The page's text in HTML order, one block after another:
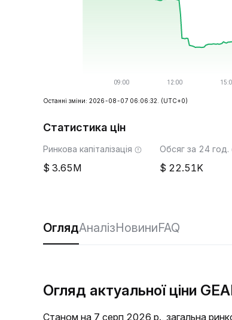
Останні зміни: 2026-08-07 06:06:32. (UTC+0)
Статистика цін
Ринкова капіталізація
3.65M
Обсяг за 24 год.
22.51K
ОглядАналізНовиниFAQ
Огляд актуальної ціни
Станом на 7 серп 2026 р., загальна